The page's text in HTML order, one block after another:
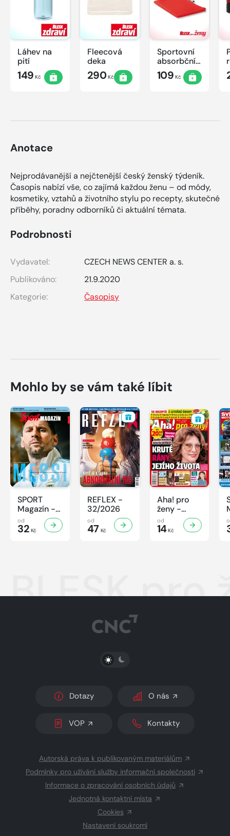
Láhev na
pití
149 Kč
Fleecová
deka
290Kč
Sportovní
absorbční
ručník
109 Kč
Anotace
Nejprodávanější a nejčtenější český ženský týdeník.
Časopis nabízí vše, co zajímá každou ženu – od módy,
kosmetiky, vztahů a životního stylu po recepty, skutečné
příběhy, poradny odborníků či aktuální témata.
Podrobnosti
Vydavatel:
CZECH NEWS CENTER a. s.
Publikováno:
21.9.2020
Kategorie:
Časopisy
Mohlo by se vám také líbit
SPORT
Magazín -
32/2026
od
32 Kč
REFLEX -
32/2026
od
47 Kč
Aha! pro
ženy -
32/2026
od
14Kč
BLESK
PŘEPNOUT SVĚTLÝ/TMAVÝ REŽIM
Dotazy O nás
VOP Kontakty
Autorská práva k publikovaným materiálům
Podmínky pro užívání služby informační společnosti
Informace o zpracování osobních údajů
Jednotná kontaktní místa
Cookies
Nastavení soukromí